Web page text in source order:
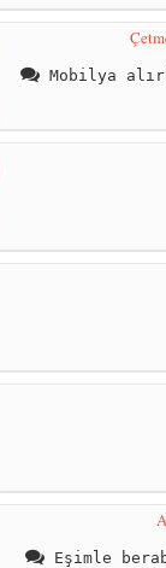
Mobilya
Eşimle